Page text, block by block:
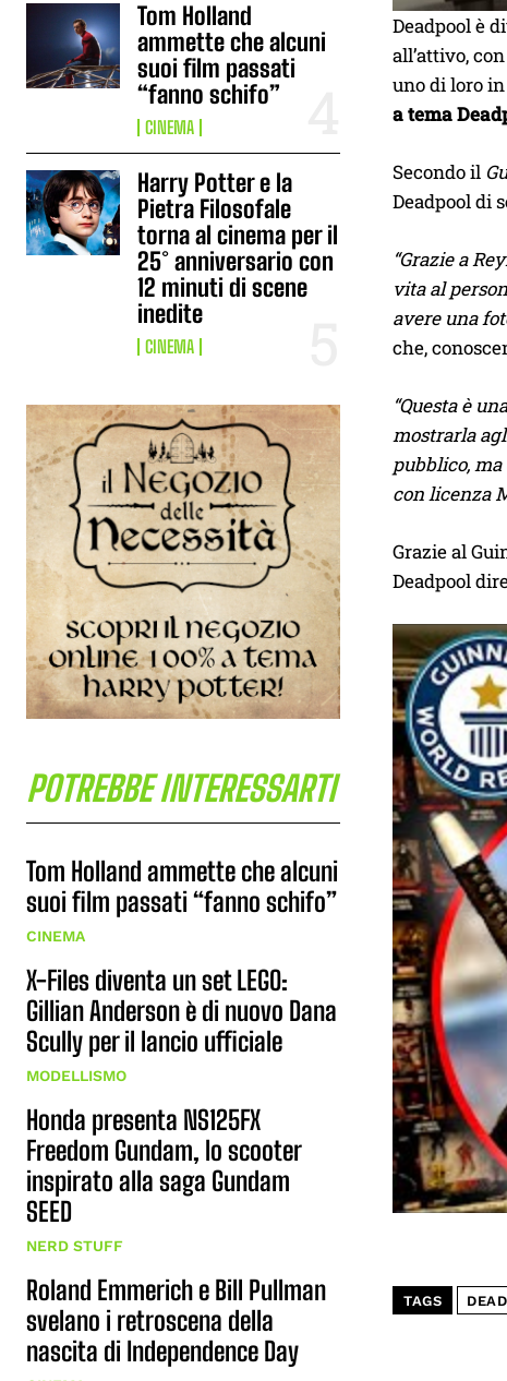
Tom Holland
ammette che alcuni
suoi film passati
“fanno schifo”
CINEMA
Harry Potter e la
Pietra Filosofale
torna al cinema per il
25° anniversario con
12 minuti di scene
inedite
CINEMA
POTREBBE INTERESSARTI
Tom Holland ammette che alcuni
suoi film passati “fanno schifo”
CINEMA
X-Files diventa un set LEGO:
Gillian Anderson è di nuovo Dana
Scully per il lancio ufficiale
MODELLISMO
Honda presenta NS125FX
Freedom Gundam, lo scooter
inspirato alla saga Gundam
SEED
NERD STUFF
Roland Emmerich e Bill Pullman
svelano i retroscena della
nascita di Independence Day
Deadpool è
all’attivo,
uno di loro
a tema
Secondo il
Deadpool di
“Grazie a
vita al
avere una
che,
“Questa è
mostrarla
pubblico, ma
con licenza
Grazie al
Deadpool
TAGS